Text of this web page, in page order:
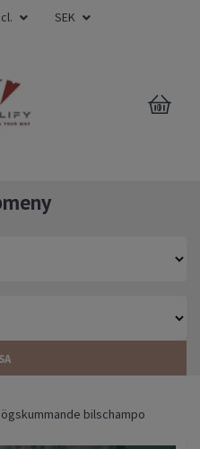
SEK
0
bilschampo